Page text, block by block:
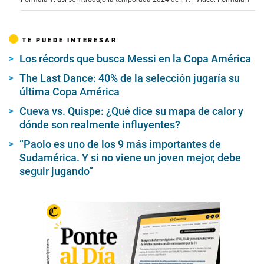
o
f
s
c
n
d
s
TE PUEDE INTERESAR
Los récords que busca Messi en la Copa América
The Last Dance: 40% de la selección jugaría su
última Copa América
Cueva vs. Quispe: ¿Qué dice su mapa de calor y
dónde son realmente influyentes?
“Paolo es uno de los 9 más importantes de
Sudamérica. Y si no viene un joven mejor, debe
seguir jugando”